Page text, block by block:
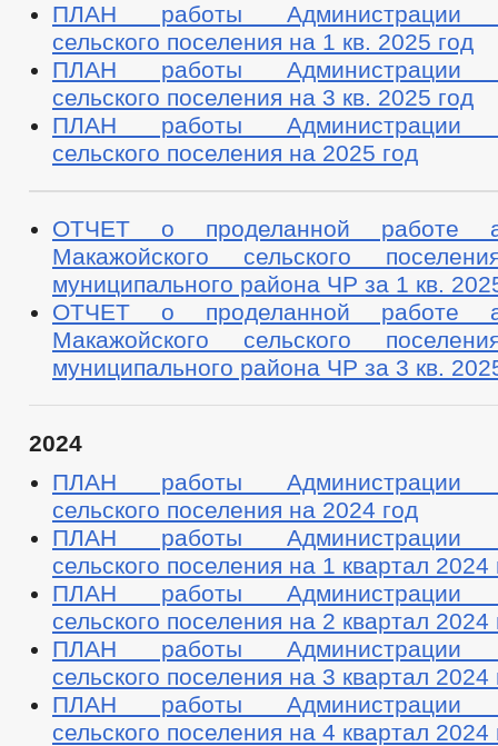
ПЛАН работы Администрации
сельского поселения на 1 кв. 2025 год
ПЛАН работы Администрации
сельского поселения на 3 кв. 2025 год
ПЛАН работы Администрации
сельского поселения на 2025 год
ОТЧЕТ о проделанной работе
Макажойского сельского
муниципального района ЧР за 1 кв.
ОТЧЕТ о проделанной работе
Макажойского сельского
муниципального района ЧР за 3 кв.
2024
ПЛАН работы Администрации
сельского поселения на 2024 год
ПЛАН работы Администрации
сельского поселения на 1 квартал 2024
ПЛАН работы Администрации
сельского поселения на 2 квартал 2024
ПЛАН работы Администрации
сельского поселения на 3 квартал 2024
ПЛАН работы Администрации
сельского поселения на 4 квартал 2024